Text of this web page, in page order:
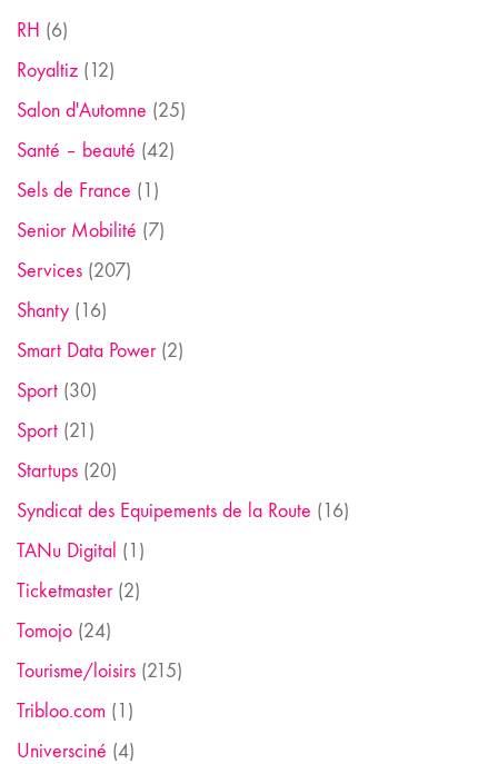
RH (6)
Royaltiz (12)
Salon d'Automne (25)
Santé – beauté (42)
Sels de France (1)
Senior Mobilité (7)
Services (207)
Shanty (16)
Smart Data Power(2)
Sport (30)
Sport (21)
Startups (20)
Syndicat des Equipements de la Route (16)
TANu Digital (1)
Ticketmaster(2)
Tomojo (24)
Tourisme/loisirs (215)
Tribloo.com (1)
Universciné (4)